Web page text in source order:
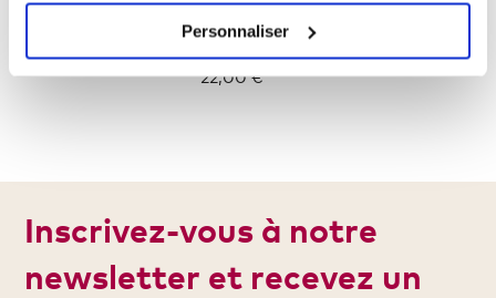
Personnaliser
Legging taille haute Femmes
22,00 €
Inscrivez-vous à notre
newsletter et recevez un